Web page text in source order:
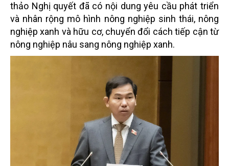
thảo Nghị quyết đã có nội dung yêu cầu phát triển
và nhân rộng mô hình nông nghiệp sinh thái, nông
nghiệp xanh và hữu cơ, chuyển đổi cách tiếp cận từ
nông nghiệp nâu sang nông nghiệp xanh.